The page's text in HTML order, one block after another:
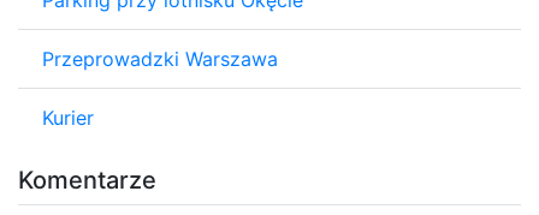
Przeprowadzki Warszawa
Kurier
Komentarze